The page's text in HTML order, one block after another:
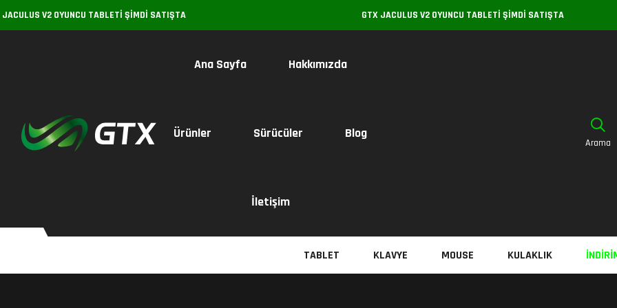
SATIŞTA GTX JACULUS V2 OYUNCU TABLETI ŞIMDI SATIŞTA
Ana Sayfa Hakkımızda
Ürünler Sürücüler Blog
İletişim
Arama
TABLET KLAVYE MOUSE KULAKLIK